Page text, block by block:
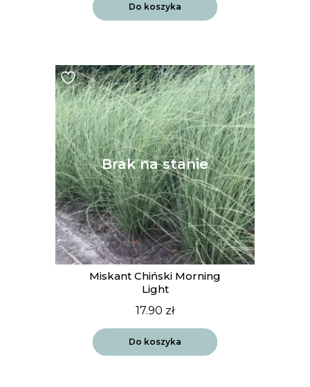
Do koszyka
Miskant Chiński Morning
Light
17.90 zł
Do koszyka